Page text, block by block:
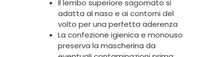
Il lembo superiore sagomato si
adatta al naso e ai contorni del
volto per una perfetta aderenza
La confezione igienica e monouso
preserva la mascherina da